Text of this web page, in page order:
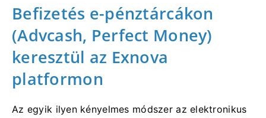
Befizetés e-pénztárcákon
(Advcash, Perfect Money)
keresztül az Exnova
platformon
Az egyik ilyen kényelmes módszer az elektronikus